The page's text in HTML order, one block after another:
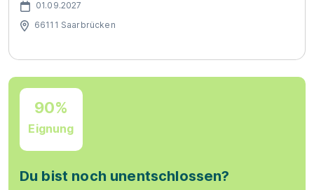
01.09.2027
66111 Saarbrücken
90%
Eignung
Du bist noch unentschlossen?